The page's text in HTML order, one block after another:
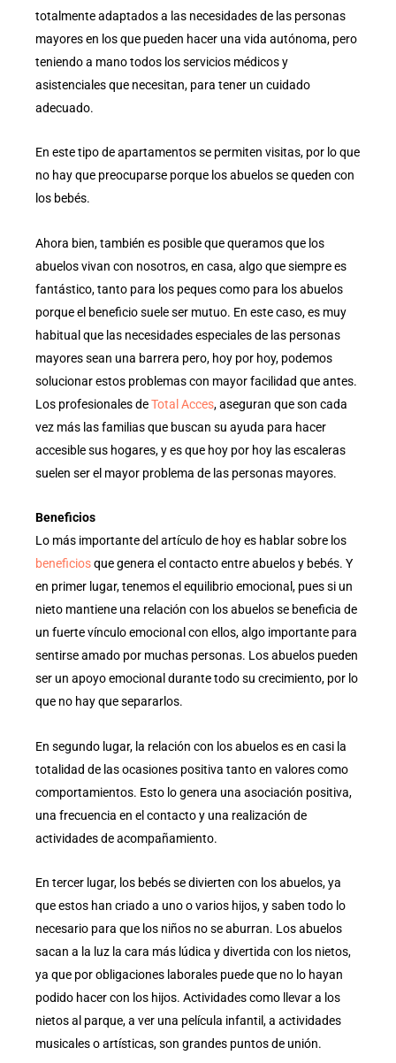
totalmente adaptados a las necesidades de las personas
mayores en los que pueden hacer una vida autónoma, pero
teniendo a mano todos los servicios médicos y
asistenciales que necesitan, para tener un cuidado
adecuado.
En este tipo de apartamentos se permiten visitas, por lo que
no hay que preocuparse porque los abuelos se queden con
los bebés.
Ahora bien, también es posible que queramos que los
abuelos vivan con nosotros, en casa, algo que siempre es
fantástico, tanto para los peques como para los abuelos
porque el beneficio suele ser mutuo. En este caso, es muy
habitual que las necesidades especiales de las personas
mayores sean una barrera pero, hoy por hoy, podemos
solucionar estos problemas con mayor facilidad que antes.
Los profesionales deTotal Acces, aseguran que son cada
vez más las familias que buscan su ayuda para hacer
accesible sus hogares, y es que hoy por hoy las escaleras
suelen ser el mayor problema de las personas mayores.
Beneficios
Lo más importante del artículo de hoy es hablar sobre los
beneficiosque genera el contacto entre abuelos y bebés. Y
en primer lugar, tenemos el equilibrio emocional, pues si un
nieto mantiene una relación con los abuelos se beneficia de
un fuerte vínculo emocional con ellos, algo importante para
sentirse amado por muchas personas. Los abuelos pueden
ser un apoyo emocional durante todo su crecimiento, por lo
que no hay que separarlos.
En segundo lugar, la relación con los abuelos es en casi la
totalidad de las ocasiones positiva tanto en valores como
comportamientos. Esto lo genera una asociación positiva,
una frecuencia en el contacto y una realización de
actividades de acompañamiento.
En tercer lugar, los bebés se divierten con los abuelos, ya
que estos han criado a uno o varios hijos, y saben todo lo
necesario para que los niños no se aburran. Los abuelos
sacan a la luz la cara más lúdica y divertida con los nietos,
ya que por obligaciones laborales puede que no lo hayan
podido hacer con los hijos. Actividades como llevar a los
nietos al parque, a ver una película infantil, a actividades
musicales o artísticas, son grandes puntos de unión.